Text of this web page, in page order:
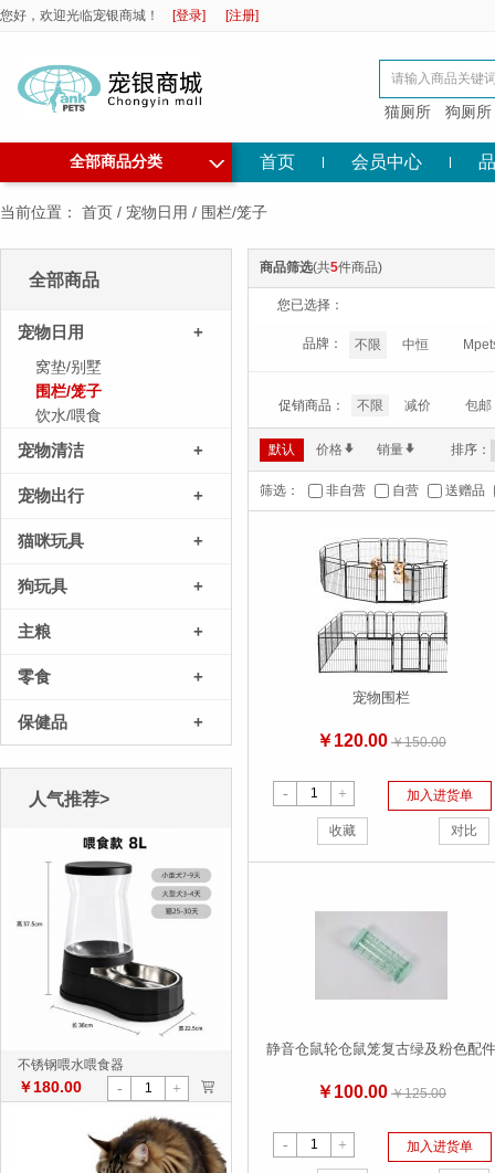
您好，欢迎光临宠银商城！ [登录] [注册]
猫厕所 狗厕所
全部商品分类 ◇ 首页 会员中心
当前位置： 首页 / 宠物日用 / 围栏/笼子
全部商品
宠物日用 +
窝垫/别墅
围栏/笼子
饮水/喂食
宠物清洁 +
宠物出行 +
猫咪玩具 +
狗玩具 +
主粮 +
零食 +
保健品 +
人气推荐>
不锈钢喂水喂食器
￥180.00 - + >
商品筛选(共5件商品)
您已选择：
品牌： 不限 中恒
促销商品： 不限 减价 包邮
默认 价格 * 销量* 排序：
筛选： 非自营 自营 送赠品
宠物围栏
￥120.00 ￥150.00
- + 加入进货单
收藏 对比
静音仓鼠轮仓鼠笼复古绿及粉色配件
￥100.00 ￥125.00
- + 加入进货单